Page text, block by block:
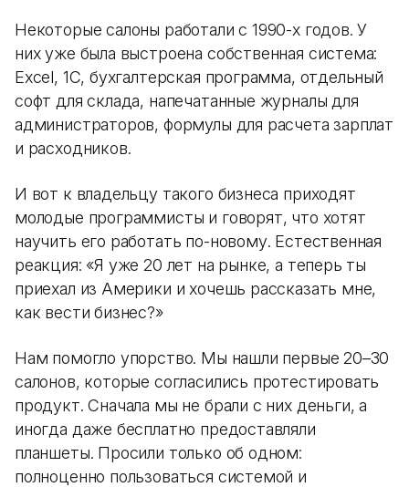
Некоторые салоны работали с 1990-х годов. У
них уже была выстроена собственная система:
Excel, 1С, бухгалтерская программа, отдельный
софт для склада, напечатанные журналы для
администраторов, формулы для расчета зарплат
и расходников.
И вот к владельцу такого бизнеса приходят
молодые программисты и говорят, что хотят
научить его работать по-новому. Естественная
реакция: «Я уже 20 лет на рынке, а теперь ты
приехал из Америки и хочешь рассказать мне,
как вести бизнес?»
Нам помогло упорство. Мы нашли первые 20–30
салонов, которые согласились протестировать
продукт. Сначала мы не брали с них деньги, а
иногда даже бесплатно предоставляли
планшеты. Просили только об одном:
полноценно пользоваться системой и